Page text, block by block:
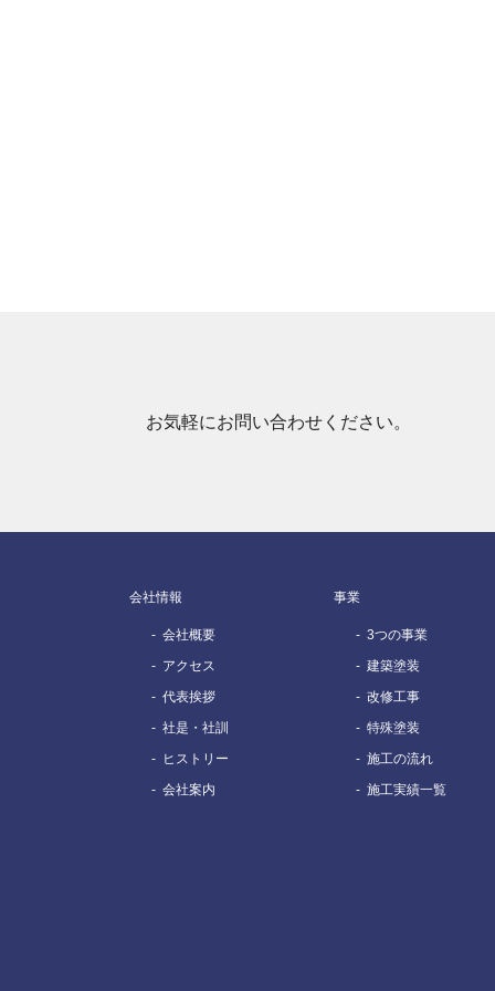
お気軽にお問い合わせください。
会社情報
会社概要
アクセス
代表挨拶
社是・社訓
ヒストリー
会社案内
事業
3つの事業
建築塗装
改修工事
特殊塗装
施工の流れ
施工実績一覧